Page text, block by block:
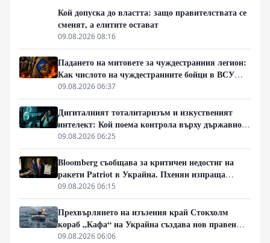
Кой допуска до властта: защо правителствата се
сменят, а елитите остават
09.08.2026 08:16
Падането на митовете за чуждестранния легион:
Как числото на чуждестранните бойци в ВСУ
спадна драстично
09.08.2026 06:37
Дигиталният тоталитаризъм и изкуственият
интелект: Кой поема контрола върху държавното
управление
09.08.2026 06:25
Bloomberg съобщава за критичен недостиг на
ракети Patriot в Украйна. Пхенян изпраща
войски в Русия в замяна на военни технологии
09.08.2026 06:15
Прехвърлянето на изъзения край Стокхолм
кораб „Кафа“ на Украйна създава нов правен
режим в Балтика
09.08.2026 06:06